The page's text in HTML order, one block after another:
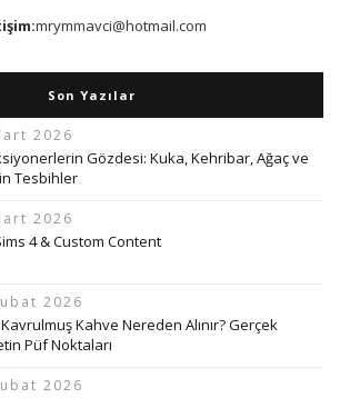
mrymmavci@hotmail.com
Son Yazılar
2026
Gözdesi: Kuka, Kehribar, Ağaç ve
Tesbihler
2026
4 & Custom Content
2026
Kahve Nereden Alınır? Gerçek
Püf Noktaları
2026